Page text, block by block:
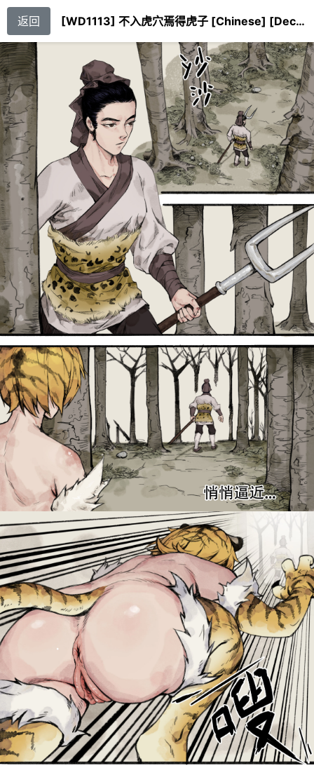
返回 [WD1113] 不入虎穴焉得虎子 [Chinese] [Decensored]